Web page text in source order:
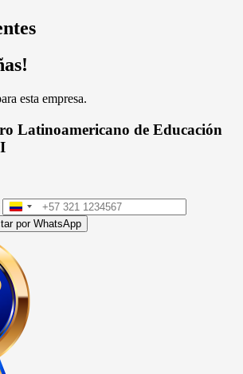
esta empresa.
Latinoamericano de Educación
Colombia
+57
por WhatsApp